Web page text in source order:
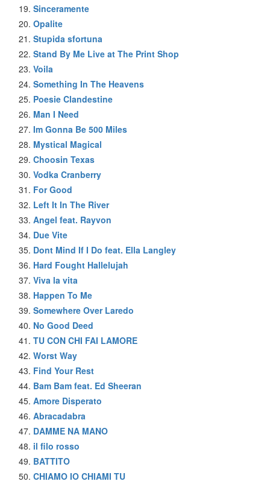
Sinceramente
Opalite
Stupida sfortuna
Stand By Me Live at The Print Shop
Voila
Something In The Heavens
Poesie Clandestine
Man I Need
Im Gonna Be 500 Miles
Mystical Magical
Choosin Texas
Vodka Cranberry
For Good
Left It In The River
Angel feat. Rayvon
Due Vite
Dont Mind If I Do feat. Ella Langley
Hard Fought Hallelujah
Viva la vita
Happen To Me
Somewhere Over Laredo
No Good Deed
TU CON CHI FAI LAMORE
Worst Way
Find Your Rest
Bam Bam feat. Ed Sheeran
Amore Disperato
Abracadabra
DAMME NA MANO
il filo rosso
BATTITO
CHIAMO IO CHIAMI TU